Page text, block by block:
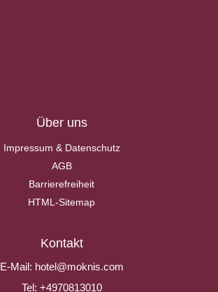
Über uns
Impressum & Datenschutz
AGB
Barrierefreiheit
HTML-Sitemap
Kontakt
E-Mail: hotel@moknis.com
Tel: +4970813010